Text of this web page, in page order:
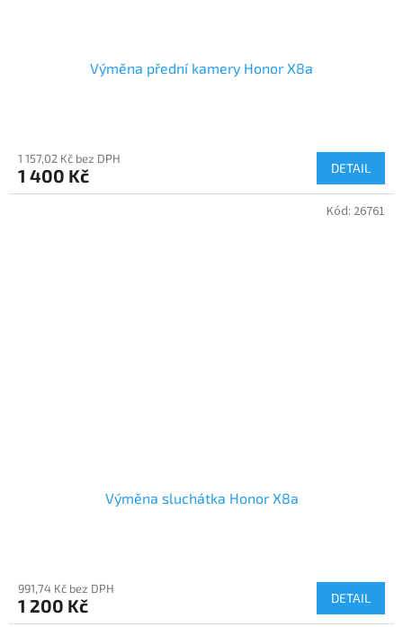
Výměna přední kamery Honor X8a
1 157,02 Kč bez DPH
1 400 Kč DETAIL
Výměna sluchátka Honor X8a
991,74 Kč bez DPH
1 200 Kč DETAIL
Kód: 26761